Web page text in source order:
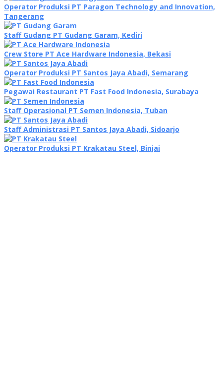
Operator Produksi PT Paragon Technology and Innovation,
Tangerang
Staff Gudang PT Gudang Garam, Kediri
Crew Store PT Ace Hardware Indonesia, Bekasi
Operator Produksi PT Santos Jaya Abadi, Semarang
Pegawai Restaurant PT Fast Food Indonesia, Surabaya
Staff Operasional PT Semen Indonesia, Tuban
Staff Administrasi PT Santos Jaya Abadi, Sidoarjo
Operator Produksi PT Krakatau Steel, Binjai